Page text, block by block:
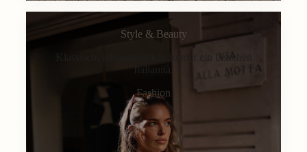
Style & Beauty
Klassisch, alltagstauglich, immer ein bisschen
Italianità.
Fashion